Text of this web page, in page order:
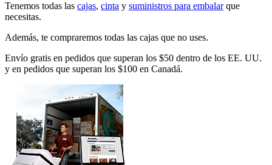
Tenemos todas las cajas, cinta y suministros para embalarque
necesitas.
Además, te compraremos todas las cajas que no uses.
Envío gratis en pedidos que superan los $50 dentro de los EE. UU.
y en pedidos que superan los $100 en Canadá.